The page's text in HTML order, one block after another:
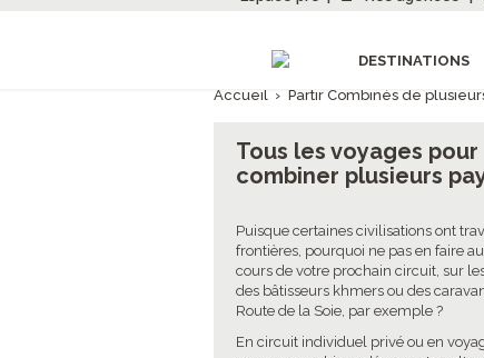
DESTINATIONS
Accueil › Partir Combinés de
Tous les voyages pour
combiner plusieurs
Puisque certaines civilisations ont
frontières, pourquoi ne pas en faire
cours de votre prochain circuit, sur
des bâtisseurs khmers ou des
Route de la Soie, par exemple ?
En circuit individuel privé ou en